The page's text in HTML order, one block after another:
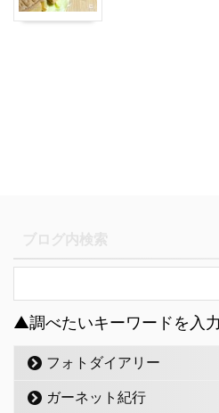
▲調べたいキーワードを入
フォトダイアリー
ガーネット紀行